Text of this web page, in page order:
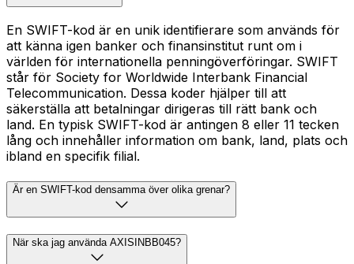
En SWIFT-kod är en unik identifierare som används för
att känna igen banker och finansinstitut runt om i
världen för internationella penningöverföringar. SWIFT
står för Society for Worldwide Interbank Financial
Telecommunication. Dessa koder hjälper till att
säkerställa att betalningar dirigeras till rätt bank och
land. En typisk SWIFT-kod är antingen 8 eller 11 tecken
lång och innehåller information om bank, land, plats och
ibland en specifik filial.
Är en SWIFT-kod densamma över olika grenar?
När ska jag använda AXISINBB045?